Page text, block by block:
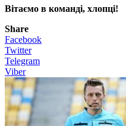
Вітаємо в команді, хлопці!
Share
Facebook
Twitter
Telegram
Viber